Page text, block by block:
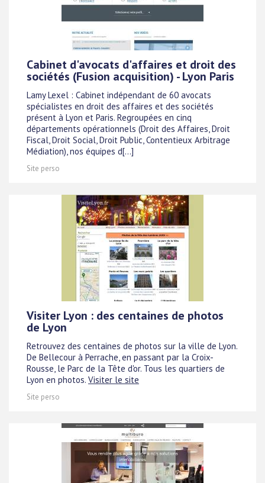
Cabinet d'avocats d'affaires et droit des
sociétés (Fusion acquisition) - Lyon Paris
Lamy Lexel : Cabinet indépendant de 60 avocats
spécialistes en droit des affaires et des sociétés
présent à Lyon et Paris. Regroupées en cinq
départements opérationnels (Droit des Affaires, Droit
Fiscal, Droit Social, Droit Public, Contentieux Arbitrage
Médiation), nos équipes d[...]
Site perso
Visiter Lyon : des centaines de photos
de Lyon
Retrouvez des centaines de photos sur la ville de Lyon.
De Bellecour à Perrache, en passant par la Croix-
Rousse, le Parc de la Tête d'or. Tous les quartiers de
Lyon en photos. Visiter le site
Site perso